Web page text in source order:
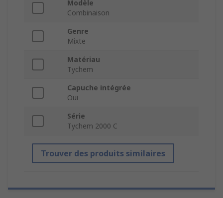
Modèle
Combinaison
Genre
Mixte
Matériau
Tychem
Capuche intégrée
Oui
Série
Tychem 2000 C
Trouver des produits similaires